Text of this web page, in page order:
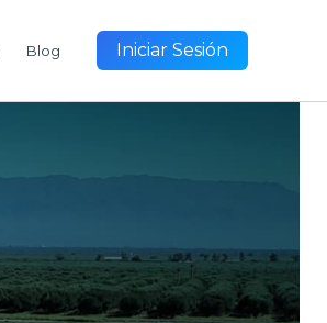
Blog Iniciar Sesión